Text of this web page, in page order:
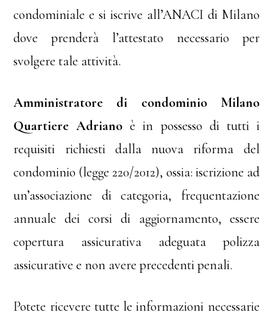
condominiale e si iscrive all’ANACI di Milano
dove prenderà l’attestato necessario per
svolgere tale attività.
Amministratore di condominio Milano
Quartiere Adriano è in possesso di tutti i
requisiti richiesti dalla nuova riforma del
condominio (legge 220/2012), ossia: iscrizione ad
un’associazione di categoria, frequentazione
annuale dei corsi di aggiornamento, essere
copertura assicurativa adeguata polizza
assicurative e non avere precedenti penali.
Potete ricevere tutte le informazioni necessarie